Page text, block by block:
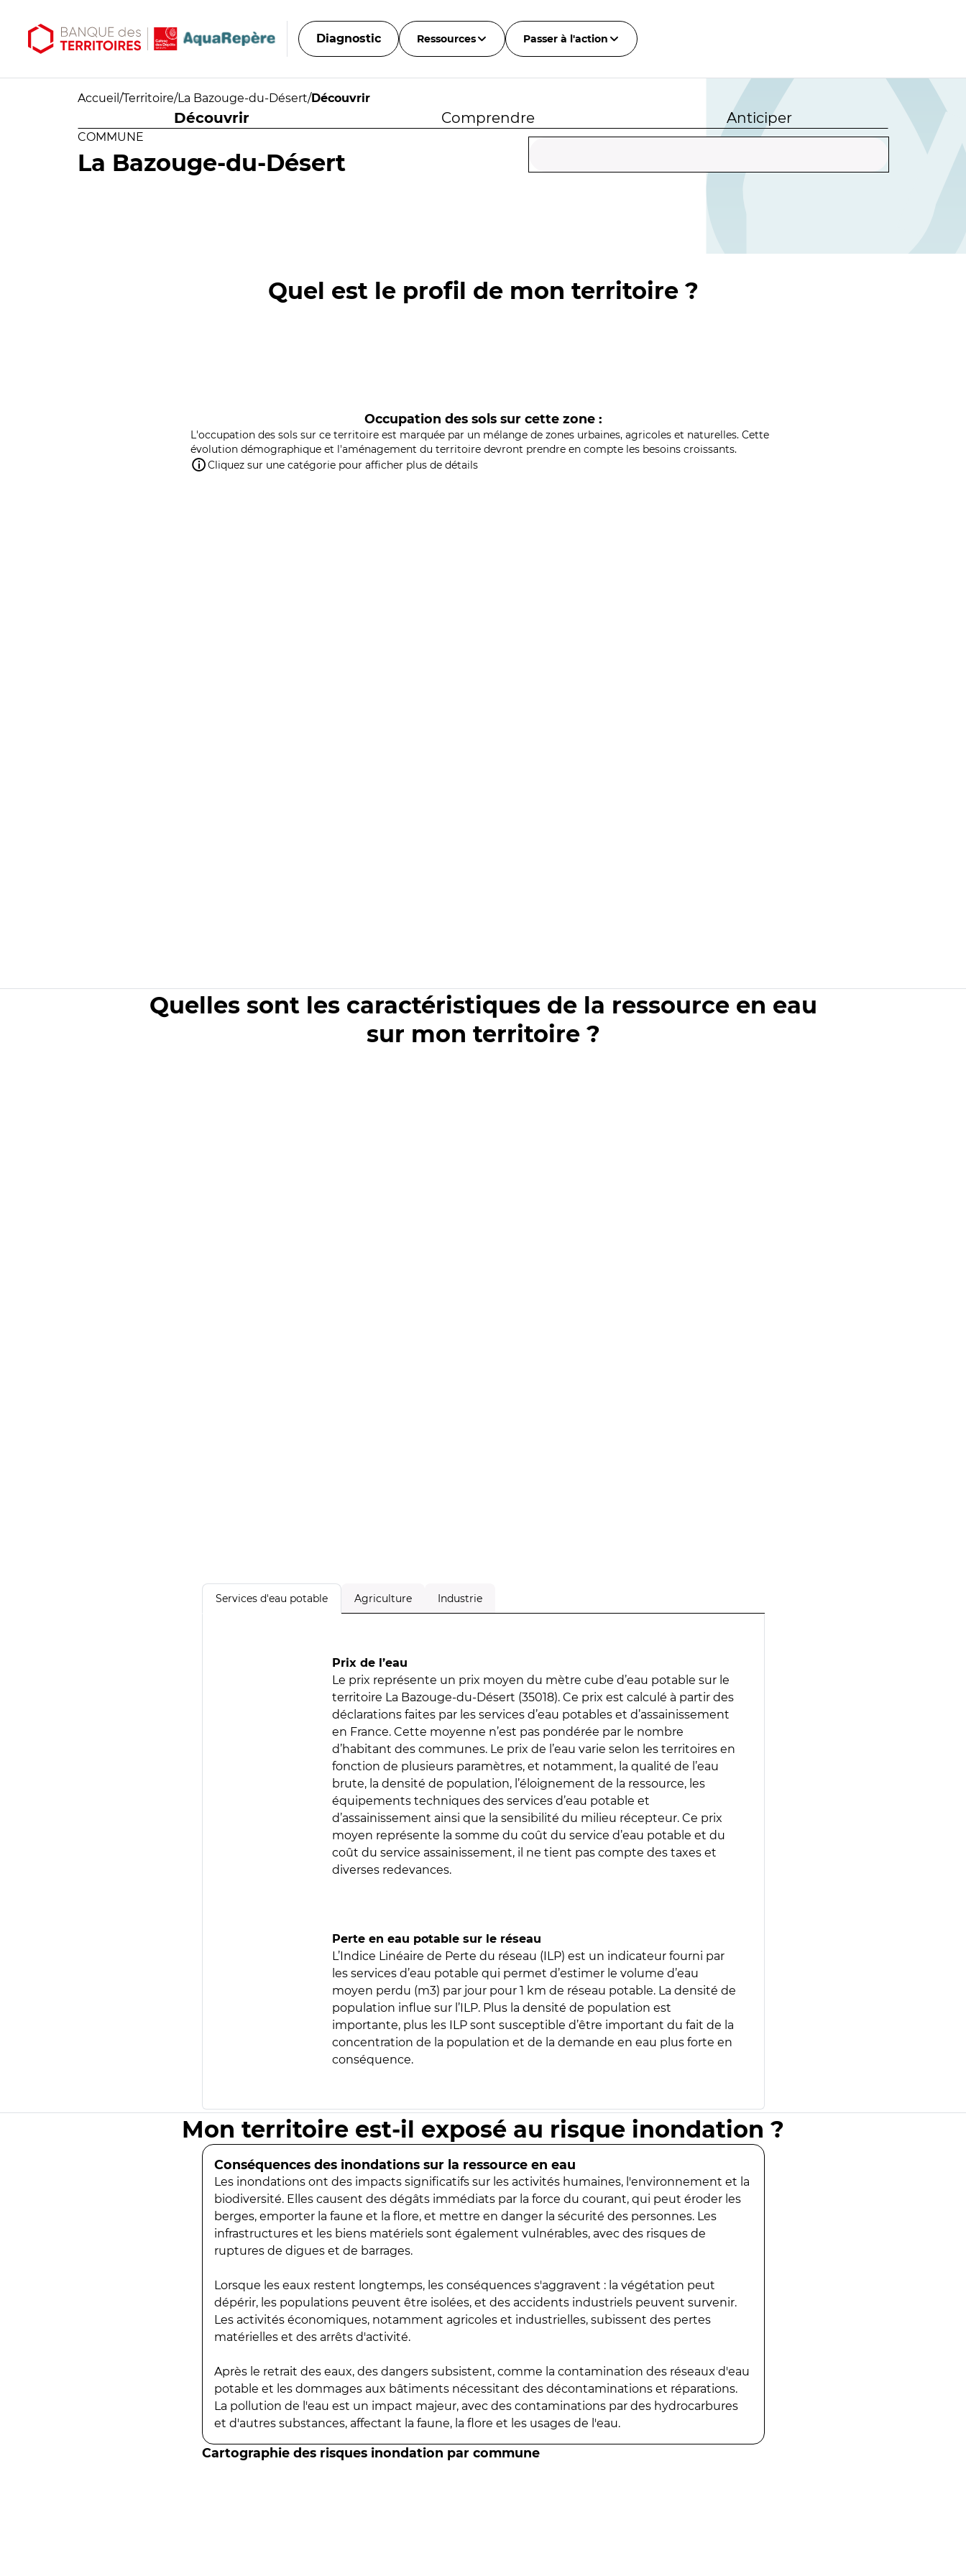
Diagnostic Ressources Passer à l'action
Accueil /Territoire/La Bazouge-du-Désert/Découvrir
Découvrir Comprendre Anticiper
COMMUNE
La Bazouge-du-Désert
Quel est le profil de mon territoire ?
Occupation des sols sur cette zone :
L'occupation des sols sur ce territoire est marquée par un mélange de zones urbaines, agricoles et naturelles. Cette
évolution démographique et l'aménagement du territoire devront prendre en compte les besoins croissants.
Cliquez sur une catégorie pour afficher plus de détails
Quelles sont les caractéristiques de la ressource en eau
sur mon territoire ?
Services d'eau potable Agriculture Industrie
Prix de l’eau
Le prix représente un prix moyen du mètre cube d’eau potable sur le
territoire La Bazouge-du-Désert (35018). Ce prix est calculé à partir des
déclarations faites par les services d’eau potables et d’assainissement
en France. Cette moyenne n’est pas pondérée par le nombre
d’habitant des communes. Le prix de l’eau varie selon les territoires en
fonction de plusieurs paramètres, et notamment, la qualité de l’eau
brute, la densité de population, l’éloignement de la ressource, les
équipements techniques des services d’eau potable et
d’assainissement ainsi que la sensibilité du milieu récepteur. Ce prix
moyen représente la somme du coût du service d’eau potable et du
coût du service assainissement, il ne tient pas compte des taxes et
diverses redevances.
Perte en eau potable sur le réseau
L’Indice Linéaire de Perte du réseau (ILP) est un indicateur fourni par
les services d’eau potable qui permet d’estimer le volume d’eau
moyen perdu (m3) par jour pour 1 km de réseau potable. La densité de
population influe sur l’ILP. Plus la densité de population est
importante, plus les ILP sont susceptible d’être important du fait de la
concentration de la population et de la demande en eau plus forte en
conséquence.
Mon territoire est-il exposé au risque inondation ?
Conséquences des inondations sur la ressource en eau
Les inondations ont des impacts significatifs sur les activités humaines, l'environnement et la
biodiversité. Elles causent des dégâts immédiats par la force du courant, qui peut éroder les
berges, emporter la faune et la flore, et mettre en danger la sécurité des personnes. Les
infrastructures et les biens matériels sont également vulnérables, avec des risques de
ruptures de digues et de barrages.
Lorsque les eaux restent longtemps, les conséquences s'aggravent : la végétation peut
dépérir, les populations peuvent être isolées, et des accidents industriels peuvent survenir.
Les activités économiques, notamment agricoles et industrielles, subissent des pertes
matérielles et des arrêts d'activité.
Après le retrait des eaux, des dangers subsistent, comme la contamination des réseaux d'eau
potable et les dommages aux bâtiments nécessitant des décontaminations et réparations.
La pollution de l'eau est un impact majeur, avec des contaminations par des hydrocarbures
et d'autres substances, affectant la faune, la flore et les usages de l'eau.
Cartographie des risques inondation par commune